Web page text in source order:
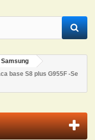
Samsung
base S8 plus G955F -Se